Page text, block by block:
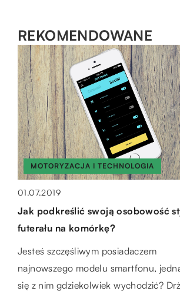
REKOMENDOWANE
BIZNES-RYNEK I FINANSE
przeprowadzenia?
pracy jest obowiązkowym punktem,
który musi przejść każdy pracownik,
MOTORYZACJA I TECHNOLOGIA
01.07.2019
Jak podkreślić swoją osobowość
futerału na komórkę?
Jesteś szczęśliwym posiadaczem
najnowszego modelu smartfonu,
się z nim gdziekolwiek wychodzić?
MIESZKANIE
23.03.2021
Na co zwrócić uwagę wybierając
kawowy
Stolik kawowy to stosunkowo